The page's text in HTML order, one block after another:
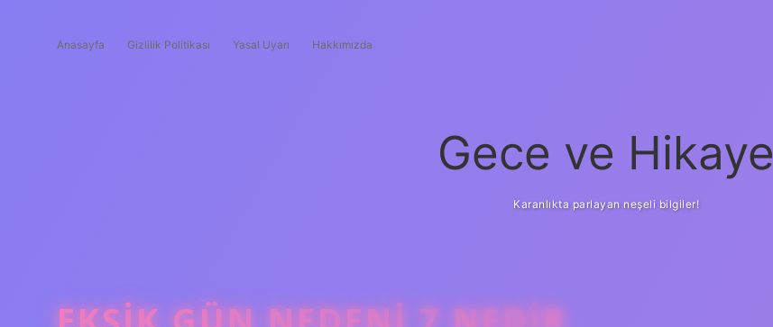
Anasayfa Gizlilik Politikası Yasal Uyarı Hakkımızda
Gece ve Hikaye
Karanlıkta parlayan neşeli bilgiler!